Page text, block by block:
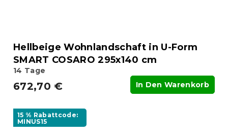
Hellbeige Wohnlandschaft in U-Form
SMART COSARO 295x140 cm
14 Tage
672,70 € In Den Warenkorb
15 % Rabattcode:
MINUS15